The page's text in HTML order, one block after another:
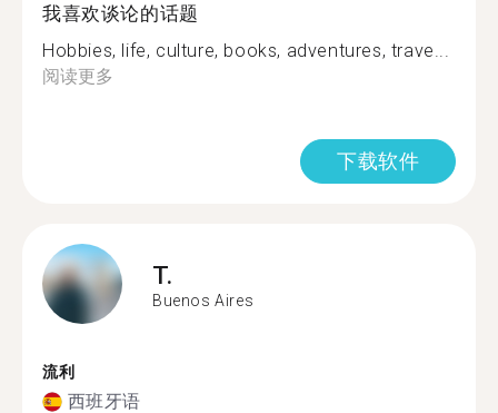
我喜欢谈论的话题
Hobbies, life, culture, books, adventures, trave...
阅读更多
下载软件
T.
Buenos Aires
流利
西班牙语